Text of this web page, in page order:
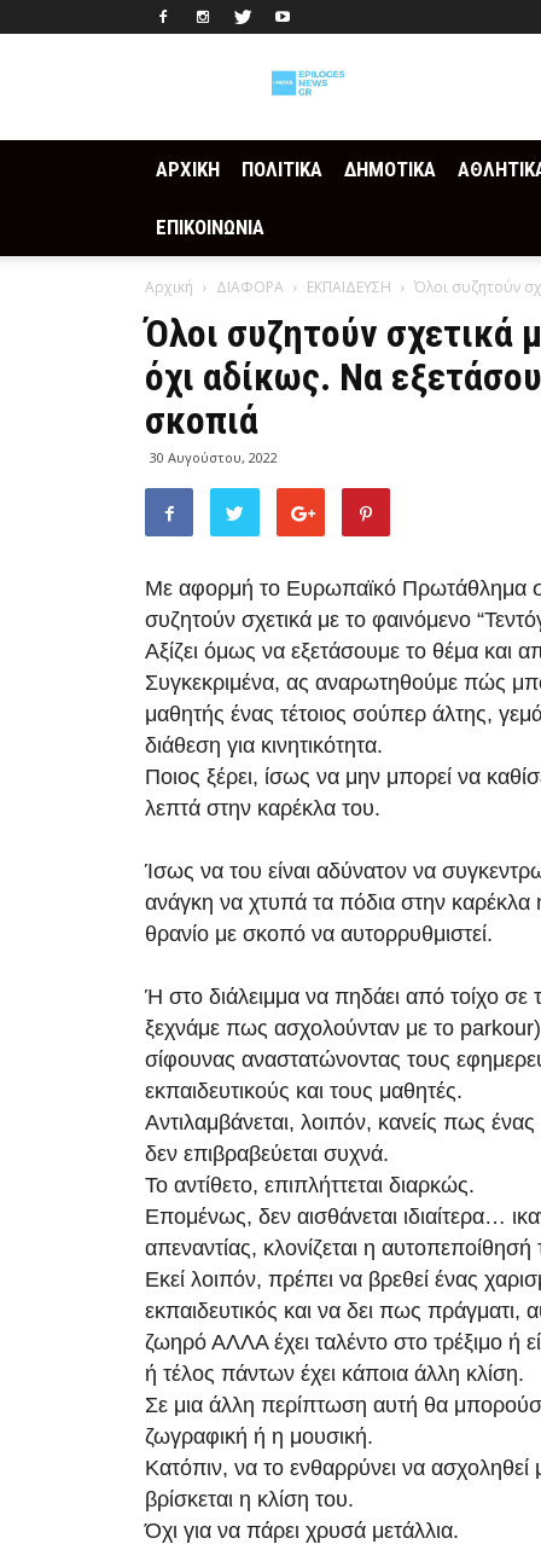
ΑΡΧΙΚΗ ΠΟΛΙΤΙΚΑ ΔΗΜΟΤΙΚΑ
ΕΠΙΚΟΙΝΩΝΙΑ
Αρχική ΔΙΑΦΟΡΑ ΕΚΠΑΙΔΕΥΣΗ Όλοι συζητούν
Όλοι συζητούν σχετικά
όχι αδίκως. Να
σκοπιά
30 Αυγούστου, 2022
Με αφορμή το Ευρωπαϊκό Πρωτάθλημα
συζητούν σχετικά με το φαινόμενο
Αξίζει όμως να εξετάσουμε το θέμα και
Συγκεκριμένα, ας αναρωτηθούμε πώς
μαθητής ένας τέτοιος σούπερ άλτης,
διάθεση για κινητικότητα.
Ποιος ξέρει, ίσως να μην μπορεί να
λεπτά στην καρέκλα του.
Ίσως να του είναι αδύνατον να
ανάγκη να χτυπά τα πόδια στην καρέκλα
θρανίο με σκοπό να αυτορρυθμιστεί.
Ή στο διάλειμμα να πηδάει από τοίχο σε
ξεχνάμε πως ασχολούνταν με το parkour)
σίφουνας αναστατώνοντας τους
εκπαιδευτικούς και τους μαθητές.
Αντιλαμβάνεται, λοιπόν, κανείς πως ένας
δεν επιβραβεύεται συχνά.
Το αντίθετο, επιπλήττεται διαρκώς.
Επομένως, δεν αισθάνεται ιδιαίτερα…
απεναντίας, κλονίζεται η αυτοπεποίθησή
Εκεί λοιπόν, πρέπει να βρεθεί ένας
εκπαιδευτικός και να δει πως πράγματι,
ζωηρό ΑΛΛΑ έχει ταλέντο στο τρέξιμο ή
ή τέλος πάντων έχει κάποια άλλη κλίση.
Σε μια άλλη περίπτωση αυτή θα
ζωγραφική ή η μουσική.
Κατόπιν, να το ενθαρρύνει να ασχοληθεί
βρίσκεται η κλίση του.
Όχι για να πάρει χρυσά μετάλλια.